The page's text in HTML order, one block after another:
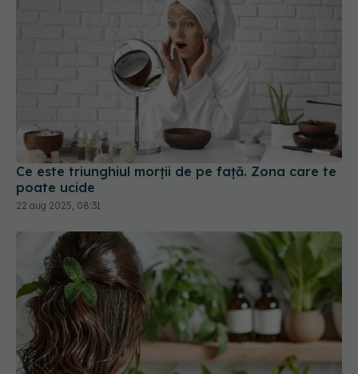
Ce este triunghiul morții de pe față. Zona care te
poate ucide
22 aug 2025, 08:31